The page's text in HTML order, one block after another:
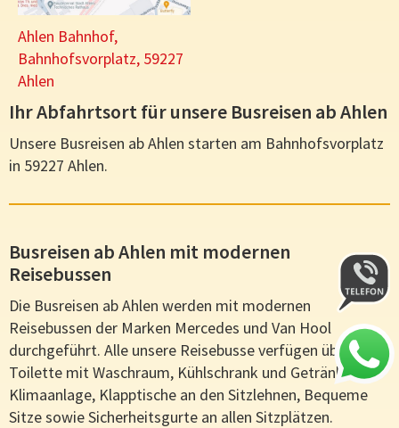
Ahlen Bahnhof,
Bahnhofsvorplatz, 59227
Ahlen
Ihr Abfahrtsort für unsere Busreisen ab Ahlen
Unsere Busreisen ab Ahlen starten am Bahnhofsvorplatz
in 59227 Ahlen.
Busreisen ab Ahlen mit modernen
Reisebussen
Die Busreisen ab Ahlen werden mit modernen
Reisebussen der Marken Mercedes und Van Hool
durchgeführt. Alle unsere Reisebusse verfügen über
Toilette mit Waschraum, Kühlschrank und Getränke,
Klimaanlage, Klapptische an den Sitzlehnen, Bequeme
Sitze sowie Sicherheitsgurte an allen Sitzplätzen.